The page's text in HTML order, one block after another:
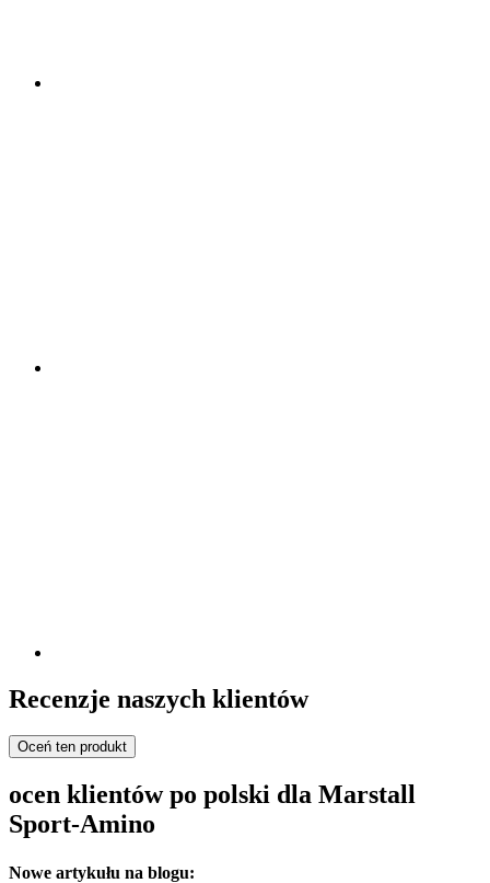
Recenzje naszych klientów
Oceń ten produkt
ocen klientów po polski dla Marstall
Sport-Amino
Nowe artykułu na blogu: